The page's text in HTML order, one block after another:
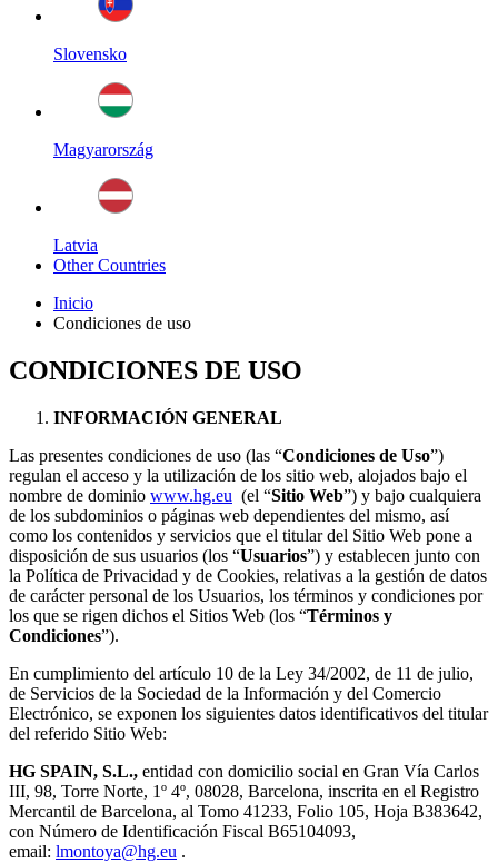
Slovensko
Magyarország
Latvia
Other Countries
Inicio
Condiciones de uso
CONDICIONES DE USO
INFORMACIÓN GENERAL
Las presentes condiciones de uso (las “Condiciones de Uso”)
regulan el acceso y la utilización de los sitio web, alojados bajo el
nombre de dominio www.hg.eu (el “Sitio Web”) y bajo cualquiera
de los subdominios o páginas web dependientes del mismo, así
como los contenidos y servicios que el titular del Sitio Web pone a
disposición de sus usuarios (los “Usuarios”) y establecen junto con
la Política de Privacidad y de Cookies, relativas a la gestión de datos
de carácter personal de los Usuarios, los términos y condiciones por
los que se rigen dichos el Sitios Web (los “Términos y
Condiciones”).
En cumplimiento del artículo 10 de la Ley 34/2002, de 11 de julio,
de Servicios de la Sociedad de la Información y del Comercio
Electrónico, se exponen los siguientes datos identificativos del titular
del referido Sitio Web:
HG SPAIN, S.L., entidad con domicilio social en Gran Vía Carlos
III, 98, Torre Norte, 1º 4º, 08028, Barcelona, inscrita en el Registro
Mercantil de Barcelona, al Tomo 41233, Folio 105, Hoja B383642,
con Número de Identificación Fiscal B65104093,
email: lmontoya@hg.eu .